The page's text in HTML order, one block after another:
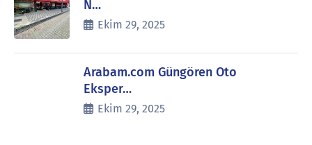
N…
Ekim 29, 2025
Arabam.com Güngören Oto
Eksper…
Ekim 29, 2025